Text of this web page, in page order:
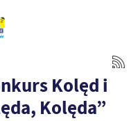
Kolęd i
Kolęda”